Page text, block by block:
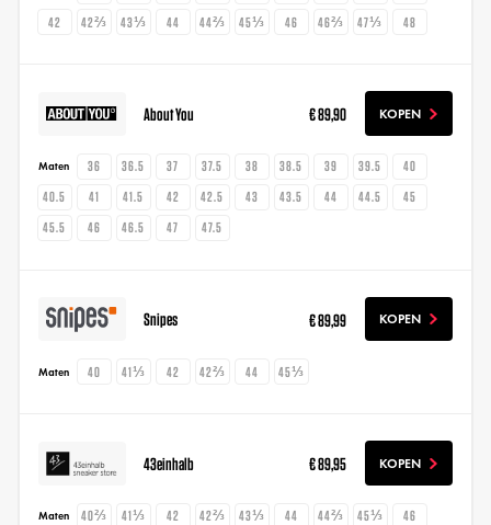
42
42⅔ 43⅓ 44 44⅔ 45⅓ 46 46⅔ 47⅓ 48
About You € 89,90 KOPEN
Maten 36 36.5 37 37.5 38 38.5 39 39.5
40
40.5
41 41.5 42 42.5 43 43.5 44 44.5
45
45.5
46 46.5 47 47.5
Snipes € 89,99 KOPEN
Maten 40 41⅓ 42 42⅔ 44 45⅓
43einhalb € 89,95 KOPEN
Maten 40⅔ 41⅓ 42 42⅔ 43⅓ 44 44⅔ 45⅓
46